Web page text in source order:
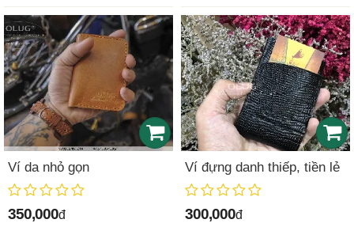
Ví da nhỏ gọn
350,000đ
Ví đựng danh thiếp, tiền lẻ
300,000đ